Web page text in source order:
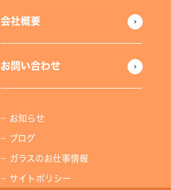
会社概要
お問い合わせ
お知らせ
ブログ
ガラスのお仕事情報
サイトポリシー